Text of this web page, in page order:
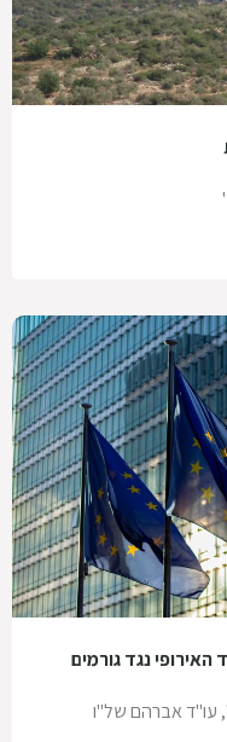
נגד גורמים
, עו"ד אברהם של"ו